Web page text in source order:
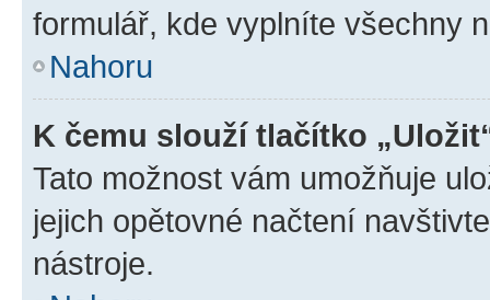
formulář, kde vyplníte všechny
Nahoru
K čemu slouží tlačítko
Tato možnost vám umožňuje
jejich opětovné načtení
nástroje.